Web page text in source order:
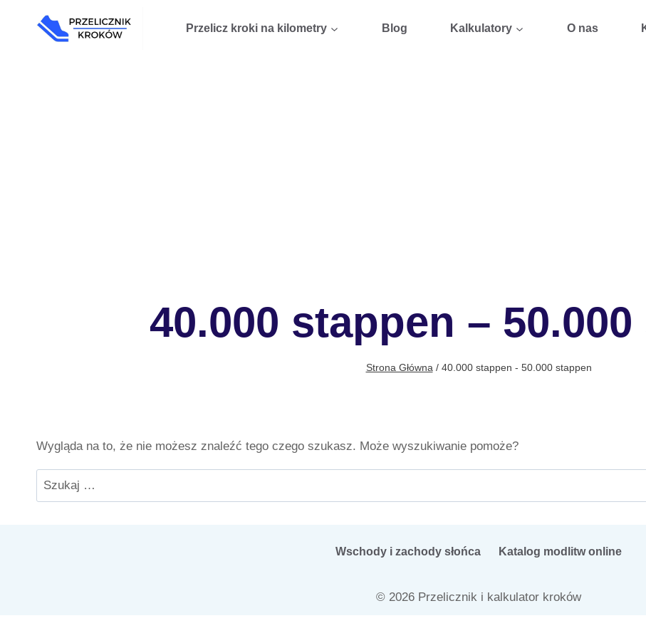
Przelicz kroki na kilometry Blog Kalkulatory O nas
40.000 stappen –
Strona Główna / 40.000 stappen - 50.000 stappen
Wygląda na to, że nie możesz znaleźć tego czego szukasz. Może wyszukiwanie pomoże?
Szukaj:
Wschody i zachody słońca Katalog modlitw online
© 2026 Przelicznik i kalkulator kroków